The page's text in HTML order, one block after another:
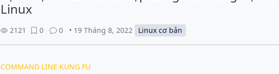
Linux
2121 0 0 • 19 Tháng 8, 2022 Linux cơ bản
COMMAND LINE KUNG FU